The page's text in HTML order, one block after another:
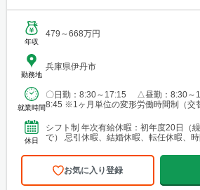
年収
479～668万円
勤務地
兵庫県伊丹市
就業時間
〇日勤：8:30～17:15 △昼勤：8:30
8:45 ※1ヶ月単位の変形労働時間制（交
休日
シフト制 年次有給休暇：初年度20日（
で） 忌引休暇、結婚休暇、転任休暇、時
お気に入り登録